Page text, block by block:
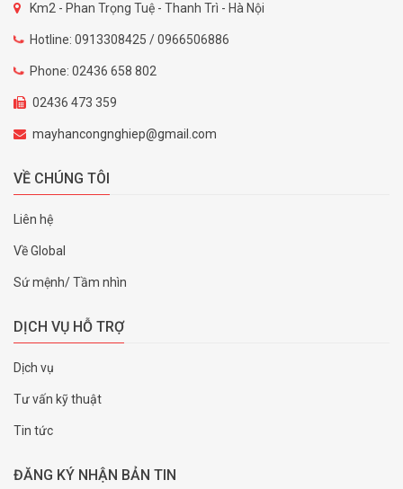
Km2 - Phan Trọng Tuệ - Thanh Trì - Hà Nội
Hotline: 0913308425 / 0966506886
Phone: 02436 658 802
02436 473 359
mayhancongnghiep@gmail.com
VỀ CHÚNG TÔI
Liên hệ
Về Global
Sứ mệnh/ Tầm nhìn
DỊCH VỤ HỖ TRỢ
Dịch vụ
Tư vấn kỹ thuật
Tin tức
ĐĂNG KÝ NHẬN BẢN TIN